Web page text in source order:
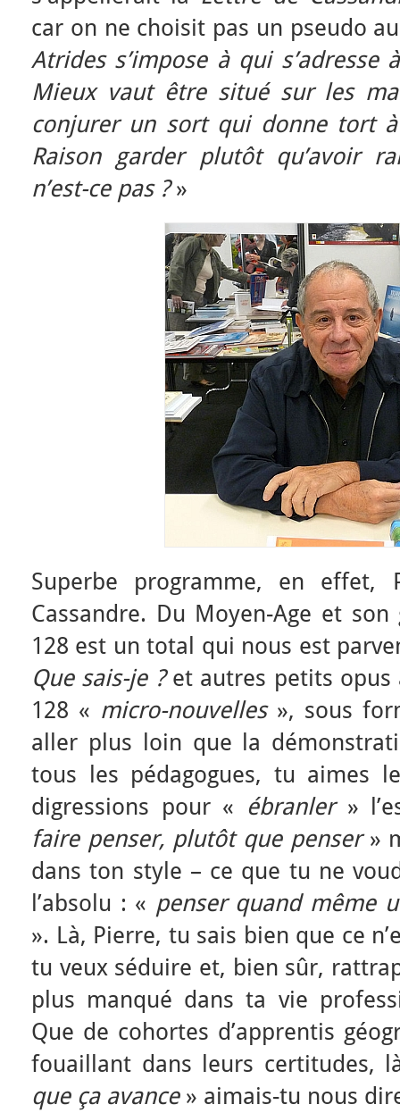
car on ne choisit pas un pseudo
Atrides s’impose à qui
Mieux vaut être situé sur les
conjurer un sort qui donne tort
Raison garder plutôt qu’avoir
n’est-ce pas ?»
Superbe programme, en
Cassandre. Du Moyen-Age et
128 est un total qui nous est
Que sais-je ?et autres petits opus
128 « micro-nouvelles», sous
aller plus loin que la
tous les pédagogues, tu aimes
digressions pour « ébranler »
faire penser, plutôt que penser»
dans ton style – ce que tu ne
l’absolu : « penser quand même
». Là, Pierre, tu sais bien que ce
tu veux séduire et, bien sûr,
plus manqué dans ta vie
Que de cohortes d’apprentis
fouaillant dans leurs certitudes,
que ça avance» aimais-tu nous